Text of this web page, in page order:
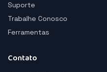
Suporte
Trabalhe Conosco
Ferramentas
Contato